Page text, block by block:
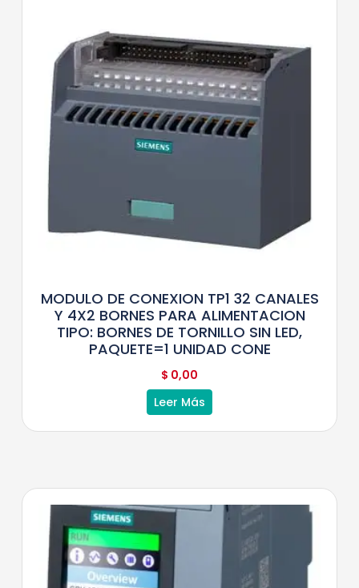
MODULO DE CONEXION TP1 32 CANALES
Y 4X2 BORNES PARA ALIMENTACION
TIPO: BORNES DE TORNILLO SIN LED,
PAQUETE=1 UNIDAD CONE
$ 0,00
Leer Más